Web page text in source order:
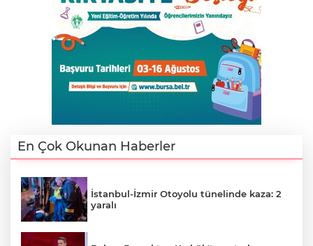
En Çok Okunan Haberler
İstanbul-İzmir Otoyolu tünelinde kaza: 2
yaralı